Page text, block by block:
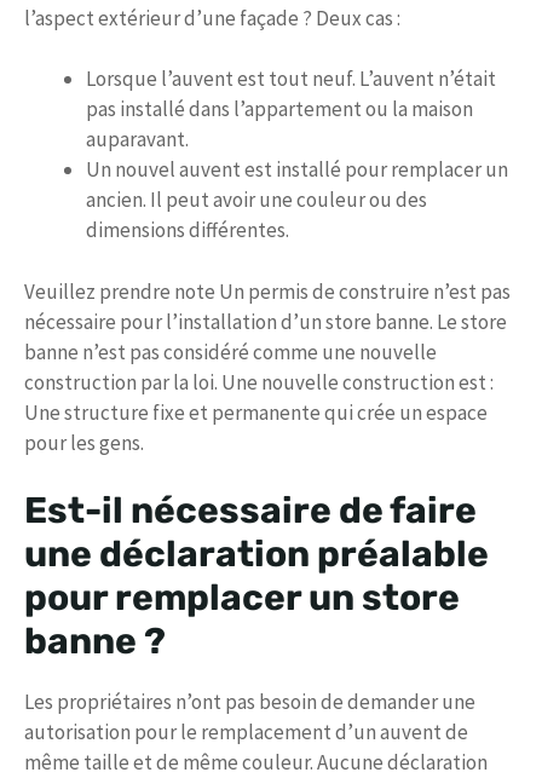
l’aspect extérieur d’une façade ? Deux cas :
Lorsque l’auvent est tout neuf. L’auvent n’était
pas installé dans l’appartement ou la maison
auparavant.
Un nouvel auvent est installé pour remplacer un
ancien. Il peut avoir une couleur ou des
dimensions différentes.
Veuillez prendre note Un permis de construire n’est pas
nécessaire pour l’installation d’un store banne. Le store
banne n’est pas considéré comme une nouvelle
construction par la loi. Une nouvelle construction est :
Une structure fixe et permanente qui crée un espace
pour les gens.
Est-il nécessaire de faire
une déclaration préalable
pour remplacer un store
banne ?
Les propriétaires n’ont pas besoin de demander une
autorisation pour le remplacement d’un auvent de
même taille et de même couleur. Aucune déclaration